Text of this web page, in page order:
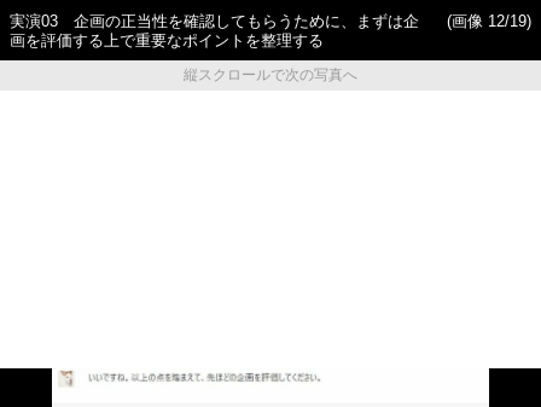
実演03 企画の正当性を確認してもらうために、まずは企
画を評価する上で重要なポイントを整理する
(画像 12/19)
縦スクロールで次の写真へ